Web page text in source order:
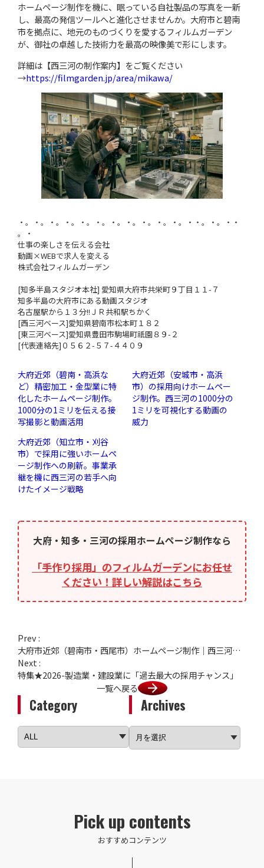
Category Archives
ホームページ制作を機に、眠っている自社製品の写真を一新
し、最高の発信ツールへと進化させませんか。大府市と碧南
市を拠点に、地元のものづくりを愛するフィルムガーデン
が、御社の卓越した技術力を最高の映像美で形にします。
詳細は【西三河の制作案内】をご覧ください
→https://filmgarden.jp/area/mikawa/
・。・。・。・。・。・。・。・。・。・。・。・・。・。・・
。・
仕事の楽しさを伝える会社
動画×WEBで求人を変える
株式会社フィルムガーデン
[知多半島スタジオ本社] 愛知県大府市共栄町９丁目１１-７
知多半島の大府市にある動画スタジオ
名古屋駅から１３分!!ＪＲ共和駅ちかく
[西三河ベース]愛知県碧南市松本町１８２
[東三河ベース]愛知県豊田市駒場町祇園８９-２
[代表連絡先]０５６２-５７-４４０９
大府近郊（碧南・高浜な
ど）精密加工・金型業に特
化したホームページ制作。
1000分の1ミリを伝える接
写撮影と動画活用
大府近郊（安城市・高浜
市）の採用向けホームペー
ジ制作。西三河の1000分の
1ミリを可視化する動画の
威力
大府近郊（知立市・刈谷
市）で採用に強いホームペ
ージ制作への刷新。事業承
継を機に西三河の若手へ向
けたイメージ戦略
大府・知多・三河の採用ホームページ制作なら
「手作り採用」のフィルムガーデンにお任せ
ください！詳しい解説はこちら
Prev :
大府市近郊（碧南市・西尾市）ホームページ制作｜西三河ベースの裏側。この地域で制作を続ける使命
一覧へ戻る
Next :
特集★2026-製造業・建設業に「過去最大の採用チャンス」
Pick up contents
おすすめコンテンツ